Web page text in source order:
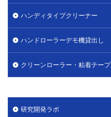
ハンディタイプクリーナー
ハンドローラーデモ機貸出し
クリーンローラー・粘着テープ
研究開発ラボ